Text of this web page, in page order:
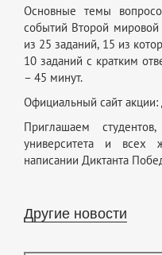
Основные темы
событий Второй
из 25 заданий, 15 из
10 заданий с кратким
– 45 минут.
Официальный сайт
Приглашаем
университета и всех
написании Диктанта
Другие новости